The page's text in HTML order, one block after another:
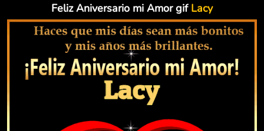
Feliz Aniversario mi Amor gif Lacy